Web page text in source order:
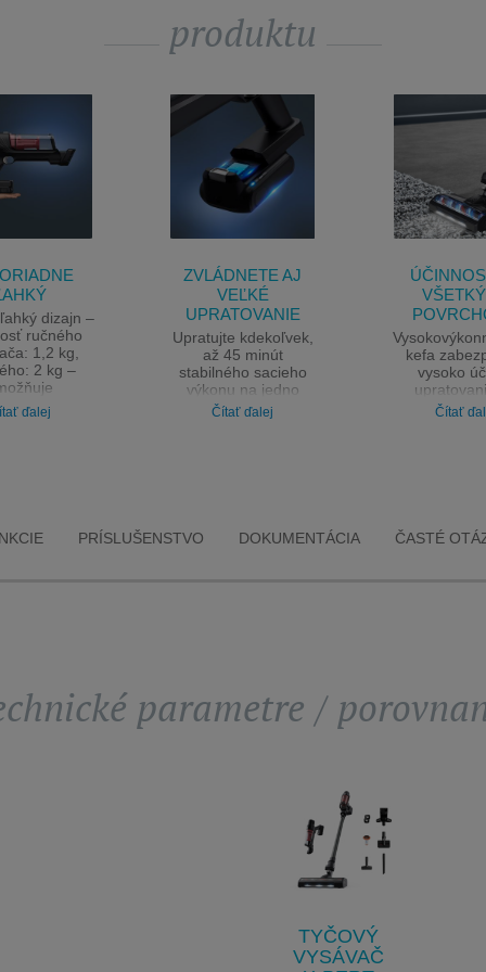
produktu
dizajn –
ručného
1,2 kg,
2 kg –
bez kábla
ďalej
ZVLÁDNETE AJ
VEĽKÉ
UPRATOVANIE
Upratujte kdekoľvek,
až 45 minút
stabilného sacieho
výkonu na jedno
nabitie.* *Pri použití
príručného vysávača
Čítať ďalej
kefa
vysoko
všetkých
podláh,
Čítať
PRÍSLUŠENSTVO DOKUMENTÁCIA ČASTÉ
parametre /
TYČOVÝ
VYSÁVAČ